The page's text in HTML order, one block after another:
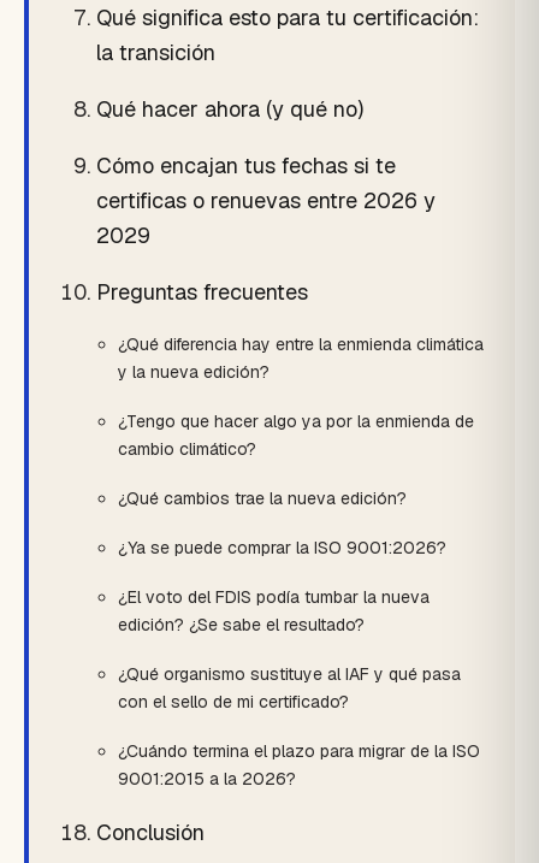
Qué significa esto para tu certificación:
la transición
Qué hacer ahora (y qué no)
Cómo encajan tus fechas si te
certificas o renuevas entre 2026 y
2029
Preguntas frecuentes
¿Qué diferencia hay entre la enmienda climática
y la nueva edición?
¿Tengo que hacer algo ya por la enmienda de
cambio climático?
¿Qué cambios trae la nueva edición?
¿Ya se puede comprar la ISO 9001:2026?
¿El voto del FDIS podía tumbar la nueva
edición? ¿Se sabe el resultado?
¿Qué organismo sustituye al IAF y qué pasa
con el sello de mi certificado?
¿Cuándo termina el plazo para migrar de la ISO
9001:2015 a la 2026?
Conclusión